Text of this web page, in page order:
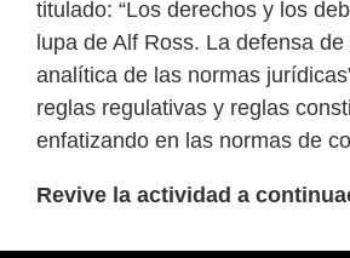
titulado: “Los derechos y los
lupa de Alf Ross. La defensa
analítica de las normas
reglas regulativas y reglas
enfatizando en las normas de
Revive la actividad a